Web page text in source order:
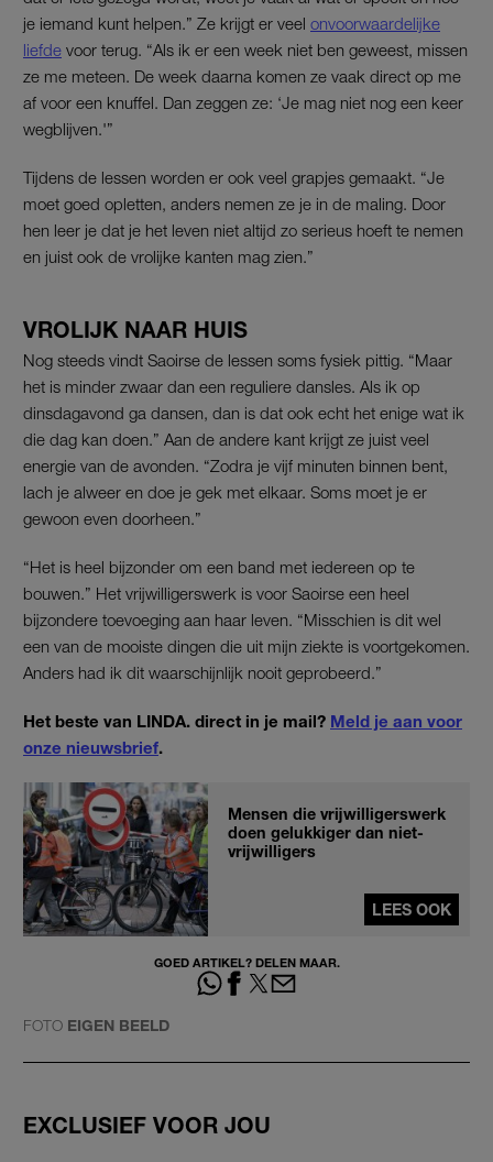
je iemand kunt helpen.” Ze krijgt er veel onvoorwaardelijke
liefde voor terug. “Als ik er een week niet ben geweest, missen
ze me meteen. De week daarna komen ze vaak direct op me
af voor een knuffel. Dan zeggen ze: ‘Je mag niet nog een keer
wegblijven.'”
Tijdens de lessen worden er ook veel grapjes gemaakt. “Je
moet goed opletten, anders nemen ze je in de maling. Door
hen leer je dat je het leven niet altijd zo serieus hoeft te nemen
en juist ook de vrolijke kanten mag zien.”
VROLIJK NAAR HUIS
Nog steeds vindt Saoirse de lessen soms fysiek pittig. “Maar
het is minder zwaar dan een reguliere dansles. Als ik op
dinsdagavond ga dansen, dan is dat ook echt het enige wat ik
die dag kan doen.” Aan de andere kant krijgt ze juist veel
energie van de avonden. “Zodra je vijf minuten binnen bent,
lach je alweer en doe je gek met elkaar. Soms moet je er
gewoon even doorheen.”
“Het is heel bijzonder om een band met iedereen op te
bouwen.” Het vrijwilligerswerk is voor Saoirse een heel
bijzondere toevoeging aan haar leven. “Misschien is dit wel
een van de mooiste dingen die uit mijn ziekte is voortgekomen.
Anders had ik dit waarschijnlijk nooit geprobeerd.”
Het beste van LINDA. direct in je mail? Meld je aan voor
onze nieuwsbrief.
Mensen die vrijwilligerswerk
doen gelukkiger dan niet-
vrijwilligers
LEES OOK
GOED ARTIKEL? DELEN MAAR.
FOTO EIGEN BEELD
EXCLUSIEF VOOR JOU